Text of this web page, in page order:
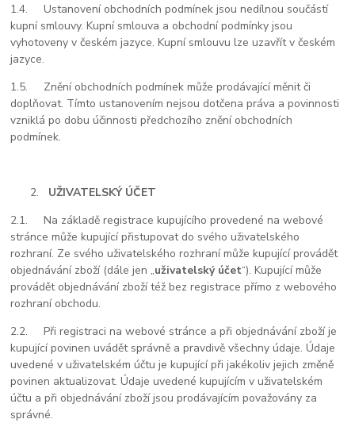
1.4.
Ustanovení obchodních podmínek jsou nedílnou součástí
kupní smlouvy. Kupní smlouva a obchodní podmínky jsou
vyhotoveny v českém jazyce. Kupní smlouvu lze uzavřít v českém
jazyce.
1.5.
Znění obchodních podmínek může prodávající měnit či
doplňovat. Tímto ustanovením nejsou dotčena práva a povinnosti
vzniklá po dobu účinnosti předchozího znění obchodních
podmínek.
UŽIVATELSKÝ ÚČET
2.1.
Na základě registrace kupujícího provedené na webové
stránce může kupující přistupovat do svého uživatelského
rozhraní. Ze svého uživatelského rozhraní může kupující provádět
objednávání zboží (dále jen „uživatelský účet“). Kupující může
provádět objednávání zboží též bez registrace přímo z webového
rozhraní obchodu.
2.2.
Při registraci na webové stránce a při objednávání zboží je
kupující povinen uvádět správně a pravdivě všechny údaje. Údaje
uvedené v uživatelském účtu je kupující při jakékoliv jejich změně
povinen aktualizovat. Údaje uvedené kupujícím v uživatelském
účtu a při objednávání zboží jsou prodávajícím považovány za
správné.